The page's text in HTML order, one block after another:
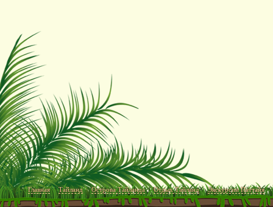
Главная Тайланд Острова Тайланда Отдых Тайланд Экскурсии Паттайя